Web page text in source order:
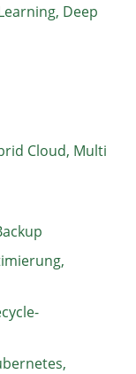
Deep
Cloud, Multi